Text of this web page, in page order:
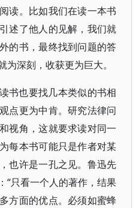
读。比如我们在读一本书
述了他人的见解，我们就
的书，最终找到问题的答
深刻，收获更为巨大。
书也要找几本类似的书相
点更为中肯。研究法律问
视角，这就要求读对同一
每本书可能只是作者对某
也许是一孔之见。鲁迅先
“只看一个人的著作，结果
方面的优点。必须如蜜蜂